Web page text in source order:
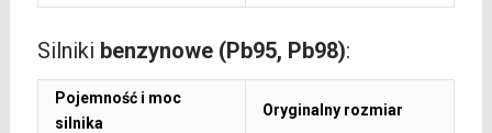
Silniki benzynowe (Pb95, Pb98):
Pojemność i moc
silnika
Oryginalny rozmiar